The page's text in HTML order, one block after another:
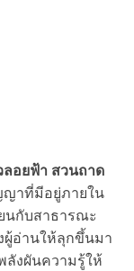
อยฟ้า สวนถาด
ญาที่มีอยู่ภายใน
นกับสาธารณะ
ผู้อ่านให้ลุกขึ้นมา
ลังผันความรู้ให้